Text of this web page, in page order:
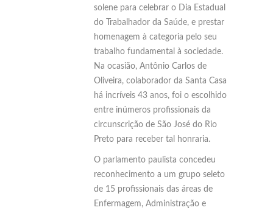
solene para celebrar o Dia Estadual
do Trabalhador da Saúde, e prestar
homenagem à categoria pelo seu
trabalho fundamental à sociedade.
Na ocasião, Antônio Carlos de
Oliveira, colaborador da Santa Casa
há incríveis 43 anos, foi o escolhido
entre inúmeros profissionais da
circunscrição de São José do Rio
Preto para receber tal honraria.
O parlamento paulista concedeu
reconhecimento a um grupo seleto
de 15 profissionais das áreas de
Enfermagem, Administração e